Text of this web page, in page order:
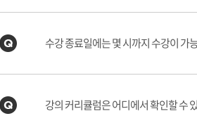
수강 종료일에는 몇 시까지 수강이 가
강의 커리큘럼은 어디에서 확인할 수